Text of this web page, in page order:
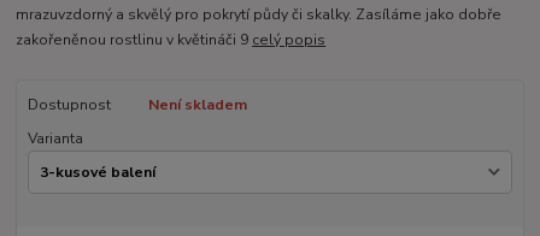
mrazuvzdorný a skvělý pro pokrytí půdy či skalky. Zasíláme jako dobře
zakořeněnou rostlinu v květináči 9 celý popis
Dostupnost
Není skladem
Varianta